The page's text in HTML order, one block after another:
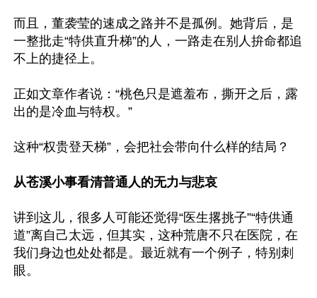
而且，董袭莹的速成之路并不是孤例。她背后，是
一整批走“特供直升梯”的人，一路走在别人拚命都追
不上的捷径上。
正如文章作者说：“桃色只是遮羞布，撕开之后，露
出的是冷血与特权。”
这种“权贵登天梯”，会把社会带向什么样的结局？
从苍溪小事看清普通人的无力与悲哀
讲到这儿，很多人可能还觉得“医生撂挑子”“特供通
道”离自己太远，但其实，这种荒唐不只在医院，在
我们身边也处处都是。最近就有一个例子，特别刺
眼。